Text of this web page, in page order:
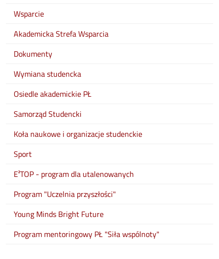
Wsparcie
Akademicka Strefa Wsparcia
Dokumenty
Wymiana studencka
Osiedle akademickie PŁ
Samorząd Studencki
Koła naukowe i organizacje studenckie
Sport
E²TOP - program dla utalenowanych
Program "Uczelnia przyszłości"
Young Minds Bright Future
Program mentoringowy PŁ "Siła wspólnoty"